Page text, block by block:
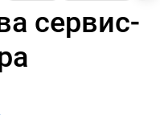
сервис-